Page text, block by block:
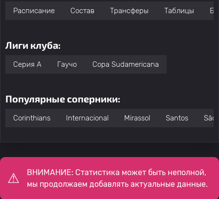
Расписание Состав Трансферы Таблицы
Лиги клуба:
Серия А Гаучо Copa Sudamericana
Популярные соперники:
Corinthians Internacional Mirassol Santos São
ВНИМАНИЕ: Статистика может быть неполной,
мы продолжаем добавлять актуальные данные.